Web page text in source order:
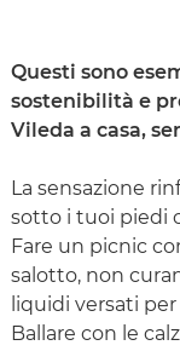
Questi sono
sostenibilità e
Vileda a casa,
La sensazione
sotto i tuoi piedi
Fare un picnic
salotto, non
liquidi versati
Ballare con le